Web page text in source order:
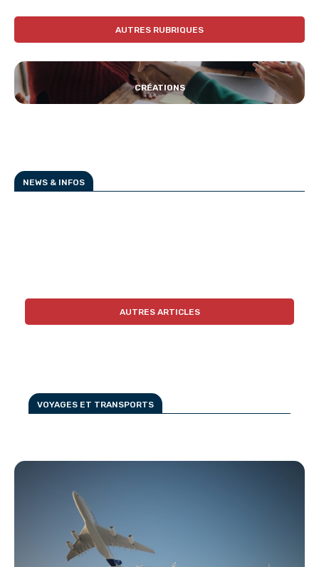
AUTRES RUBRIQUES
CRÉATIONS
NEWS & INFOS
AUTRES ARTICLES
VOYAGES ET TRANSPORTS